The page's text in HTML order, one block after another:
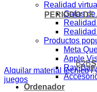
Realidad virtual
Gafas
Productos
Meta
Apple
Ray-Ban
Ordenador
PERIODO
B2B
Alquilar material técnico /
juegos